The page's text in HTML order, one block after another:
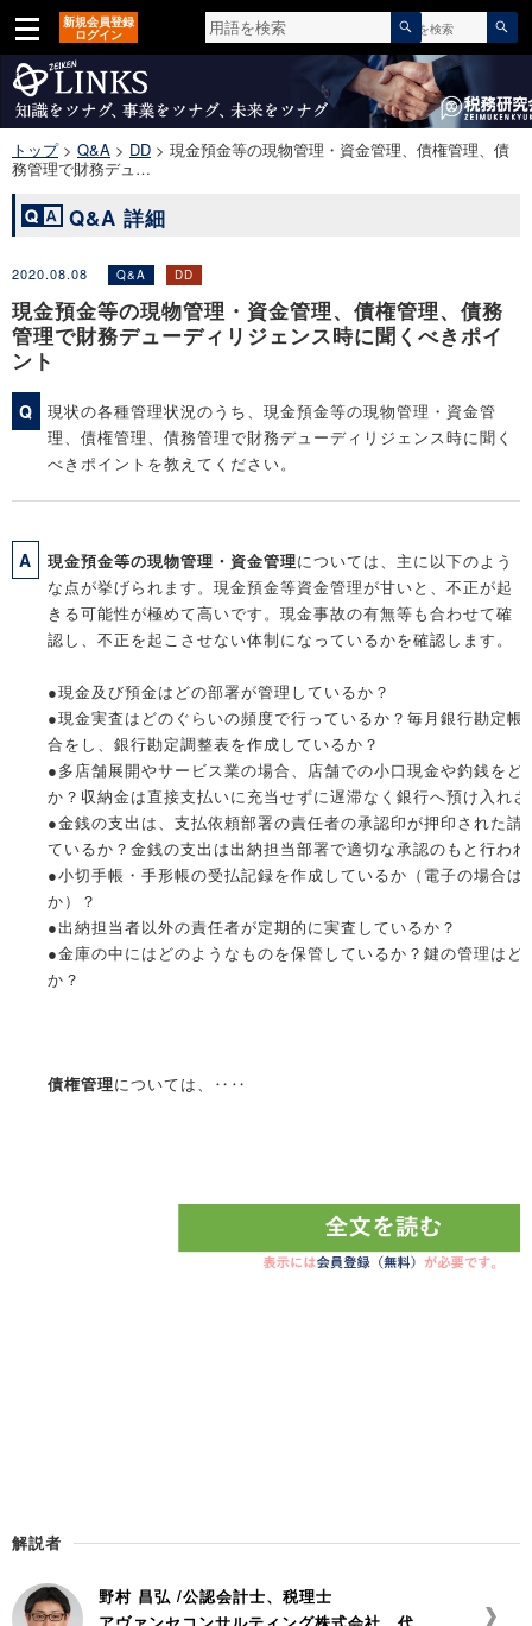
新規会員登録
ログイン カテゴリ 検
対
象:
検
索
開
始
トップ> Q&A > DD > 現金預金等の現物管理・資金管理、債権管理、債
務管理で財務デュ…
Q&A 詳細
2020.08.08 Q&A DD
現金預金等の現物管理・資金管理、債権管理、債務
管理で財務デューディリジェンス時に聞くべきポイ
ント
Q
現状の各種管理状況のうち、現金預金等の現物管理・資金管
理、債権管理、債務管理で財務デューディリジェンス時に聞く
べきポイントを教えてください。
A 現金預金等の現物管理・資金管理については、主に以下のよう
な点が挙げられます。現金預金等資金管理が甘いと、不正が起
きる可能性が極めて高いです。現金事故の有無等も合わせて確
認し、不正を起こさせない体制になっているかを確認します。
●現金及び預金はどの部署が管理しているか？
●現金実査はどのぐらいの頻度で行っているか？毎月銀行勘定帳
合をし、銀行勘定調整表を作成しているか？
●多店舗展開やサービス業の場合、店舗での小口現金や釣銭をど
か？収納金は直接支払いに充当せずに遅滞なく銀行へ預け入れ
●金銭の支出は、支払依頼部署の責任者の承認印が押印された請
ているか？金銭の支出は出納担当部署で適切な承認のもと行わ
●小切手帳・手形帳の受払記録を作成しているか（電子の場合は
か）？
●出納担当者以外の責任者が定期的に実査しているか？
●金庫の中にはどのようなものを保管しているか？鍵の管理はど
か？
債権管理については、‥‥
解説者
野村 昌弘 /公認会計士、税理士